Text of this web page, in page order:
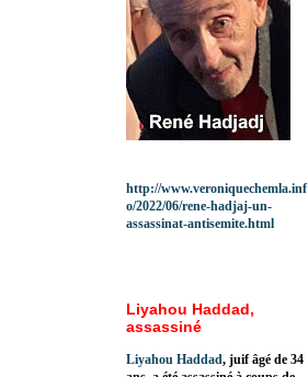
http://www.veroniquechemla.inf
o/2022/06/rene-hadjaj-un-
assassinat-antisemite.html
Liyahou Haddad,
assassiné
Liyahou Haddad, juif âgé de 34